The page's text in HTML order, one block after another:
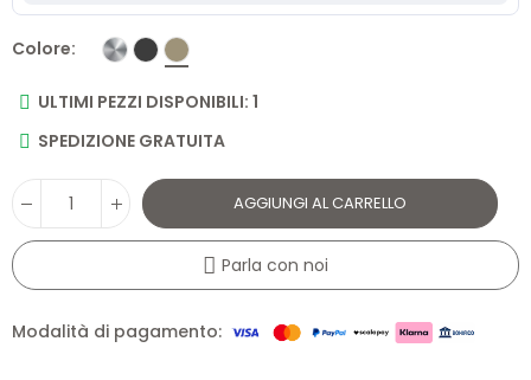
Colore
ULTIMI PEZZI DISPONIBILI: 1
SPEDIZIONE GRATUITA
AGGIUNGI AL CARRELLO
Parla con noi
Modalità di pagamento: